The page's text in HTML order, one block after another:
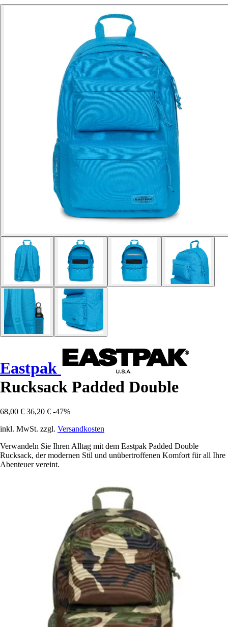
Eastpak
Rucksack Padded Double
68,00 € 36,20 € -47%
inkl. MwSt. zzgl. Versandkosten
Verwandeln Sie Ihren Alltag mit dem Eastpak Padded Double
Rucksack, der modernen Stil und unübertroffenen Komfort für all Ihre
Abenteuer vereint.